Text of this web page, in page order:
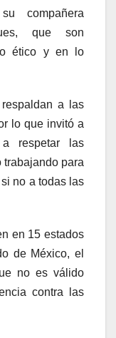
compañera
que son
ético y en lo
a las
lo que invitó a
respetar las
trabajando para
no a todas las
en 15 estados
de México, el
no es válido
contra las